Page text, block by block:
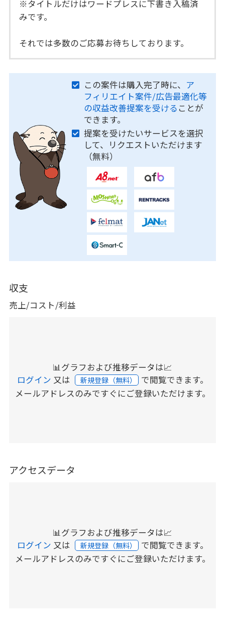
※タイトルだけはワードプレスに下書き入稿済
みです。
それでは多数のご応募お待ちしております。
この案件は購入完了時に、 ア
フィリエイト案件/広告最適化等
の収益改善提案を受ける ことが
できます。
提案を受けたいサービスを選択
して、リクエストいただけます
（無料）
収支
売上/コスト/利益
📊グラフおよび推移データは📈
ログイン 又は 新規登録（無料） で閲覧できます。
メールアドレスのみですぐにご登録いただけます。
アクセスデータ
📊グラフおよび推移データは📈
ログイン 又は 新規登録（無料） で閲覧できます。
メールアドレスのみですぐにご登録いただけます。